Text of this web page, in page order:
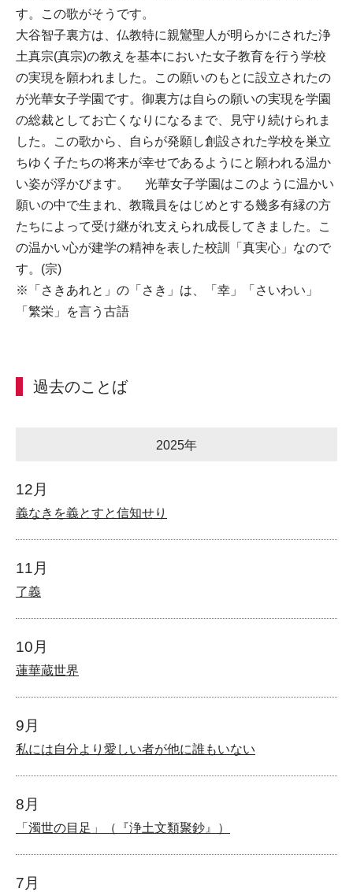
す。この歌がそうです。
大谷智子裏方は、仏教特に親鸞聖人が明らかにされた浄
土真宗(真宗)の教えを基本においた女子教育を行う学校
の実現を願われました。この願いのもとに設立されたの
が光華女子学園です。御裏方は自らの願いの実現を学園
の総裁としてお亡くなりになるまで、見守り続けられま
した。この歌から、自らが発願し創設された学校を巣立
ちゆく子たちの将来が幸せであるようにと願われる温か
い姿が浮かびます。 光華女子学園はこのように温かい
願いの中で生まれ、教職員をはじめとする幾多有縁の方
たちによって受け継がれ支えられ成長してきました。こ
の温かい心が建学の精神を表した校訓「真実心」なので
す。(宗)
※「さきあれと」の「さき」は、「幸」「さいわい」
「繁栄」を言う古語
過去のことば
2025年
12月
義なきを義とすと信知せり
11月
了義
10月
蓮華蔵世界
9月
私には自分より愛しい者が他に誰もいない
8月
「濁世の目足」（『浄土文類聚鈔』）
7月